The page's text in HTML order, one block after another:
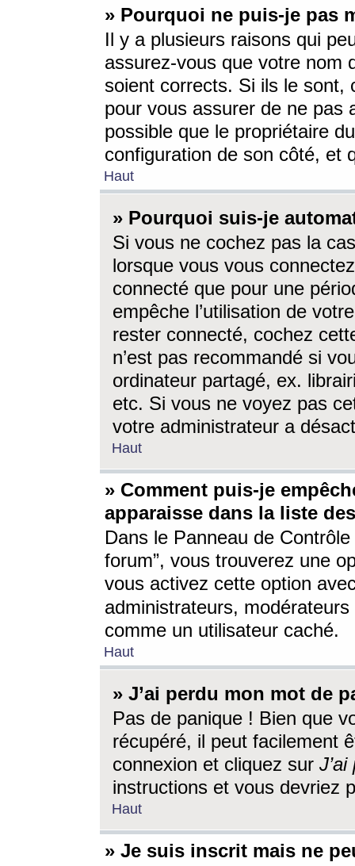
» Pourquoi ne puis-je pas
Il y a plusieurs raisons qui
assurez-vous que votre nom
soient corrects. Si ils le sont,
pour vous assurer de ne pas
possible que le propriétaire
configuration de son côté, et
Haut
» Pourquoi suis-je
Si vous ne cochez pas la
lorsque vous vous
connecté que pour une
empêche l’utilisation de
rester connecté, cochez
n’est pas recommandé si
ordinateur partagé, ex.
etc. Si vous ne voyez pas
votre administrateur a
Haut
» Comment puis-je
apparaisse dans la liste
Dans le Panneau de
forum”, vous trouverez une
vous activez cette option
administrateurs,
comme un utilisateur caché.
Haut
» J’ai perdu mon mot de
Pas de panique ! Bien que
récupéré, il peut facilement
connexion et cliquez sur
instructions et vous devriez
Haut
» Je suis inscrit mais ne